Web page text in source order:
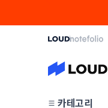
카테고리